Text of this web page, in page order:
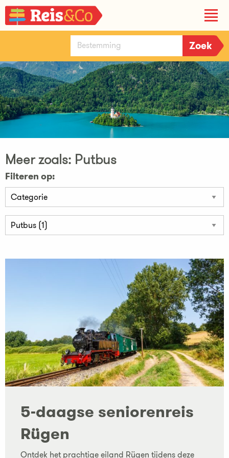
Meer zoals: Putbus
Filteren op:
5-daagse seniorenreis
Rügen
Ontdek het prachtige eiland Rügen tijdens deze